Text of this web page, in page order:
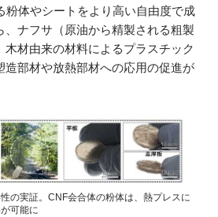
粉体やシートをより高い自由度で成
、ナフサ（原油から精製される粗製
木材由来の材料によるプラスチック
造部材や放熱部材への応用の促進が
の実証。CNF会合体の粉体は、熱プレスに
可能に